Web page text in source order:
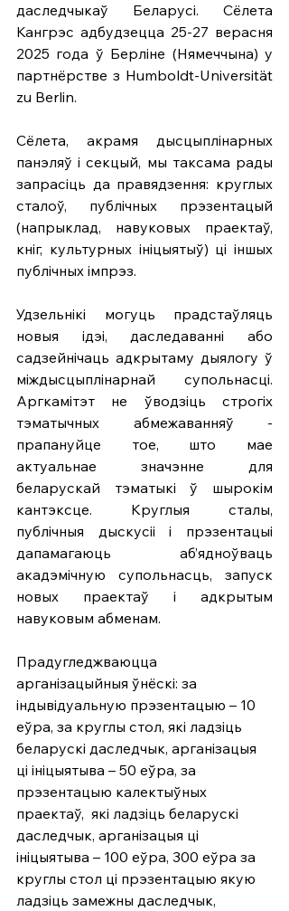
даследчыкаў Беларусі. Сёлета
Кангрэс адбудзецца 25-27 верасня
2025 года ў Берліне (Нямеччына) у
партнёрстве з Humboldt-Universität
zu Berlin.
Сёлета, акрамя дысцыплінарных
панэляў і секцый, мы таксама рады
запрасіць да правядзення: круглых
сталоў, публічных прэзентацый
(напрыклад, навуковых праектаў,
кніг, культурных ініцыятыў) ці іншых
публічных імпрэз.
Удзельнікі могуць прадстаўляць
новыя ідэі, даследаванні або
садзейнічаць адкрытаму дыялогу ў
міждысцыплінарнай супольнасці.
Аргкамітэт не ўводзіць строгіх
тэматычных абмежаванняў -
прапануйце тое, што мае
актуальнае значэнне для
беларускай тэматыкі ў шырокім
кантэксце. Круглыя сталы,
публічныя дыскусіі і прэзентацыі
дапамагаюць аб’ядноўваць
акадэмічную супольнасць, запуск
новых праектаў і адкрытым
навуковым абменам.
Прадугледжваюцца
арганізацыйныя ўнёскі: за
індывідуальную прэзентацыю – 10
еўра, за круглы стол, які ладзіць
беларускі даследчык, арганізацыя
ці ініцыятыва – 50 еўра, за
прэзентацыю калектыўных
праектаў,  які ладзіць беларускі
даследчык, арганізацыя ці
ініцыятыва – 100 еўра, 300 еўра за
круглы стол ці прэзентацыю якую
ладзіць замежны даследчык,